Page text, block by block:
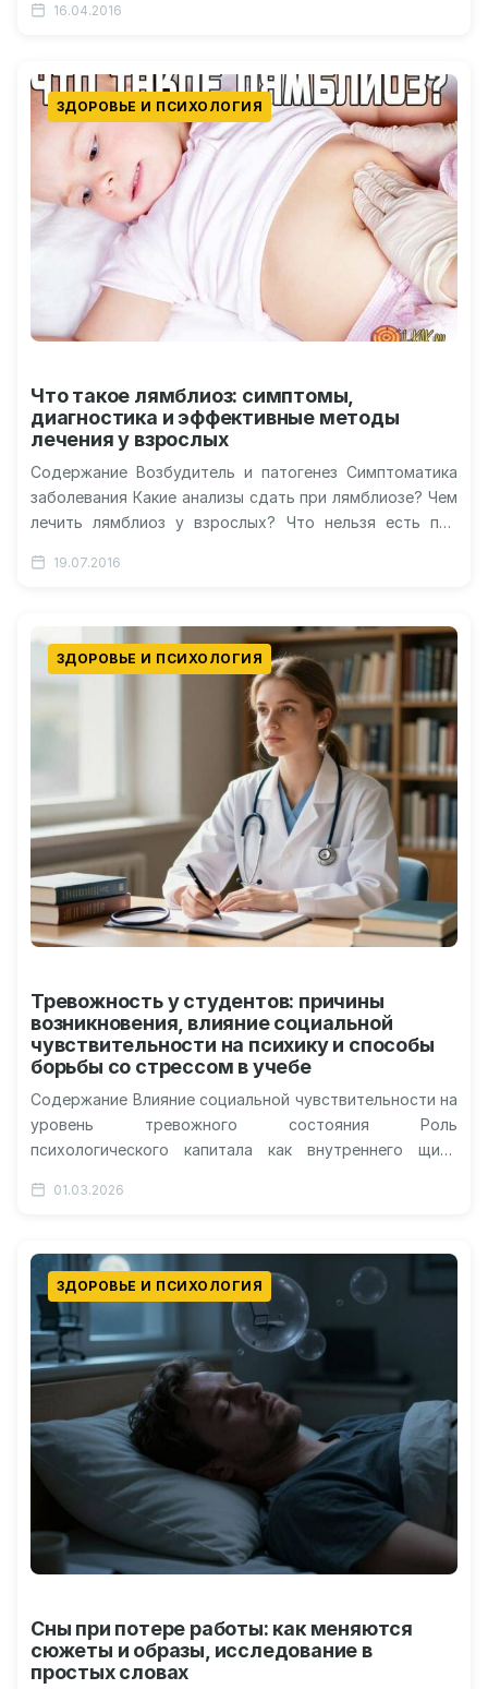
Бисептол: от чего…
16.04.2016
ЗДОРОВЬЕ И ПСИХОЛОГИЯ
Что такое лямблиоз: симптомы,
диагностика и эффективные методы
лечения у взрослых
Содержание Возбудитель и патогенез Симптоматика
заболевания Какие анализы сдать при лямблиозе? Чем
лечить лямблиоз у взрослых? Что нельзя есть при
19.07.2016
ЗДОРОВЬЕ И ПСИХОЛОГИЯ
Тревожность у студентов: причины
возникновения, влияние социальной
чувствительности на психику и способы
борьбы со стрессом в учебе
Содержание Влияние социальной чувствительности на
уровень тревожного состояния Роль
психологического капитала как внутреннего щита
Предотвращение кадрового дефицита через заботу…
01.03.2026
ЗДОРОВЬЕ И ПСИХОЛОГИЯ
Сны при потере работы: как меняются
сюжеты и образы, исследование в
простых словах